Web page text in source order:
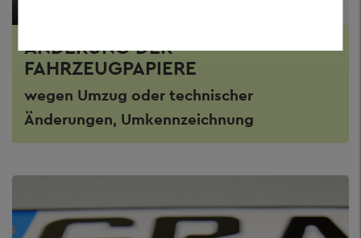
ÄNDERUNG DER
FAHRZEUGPAPIERE
wegen Umzug oder technischer
Änderungen, Umkennzeichnung